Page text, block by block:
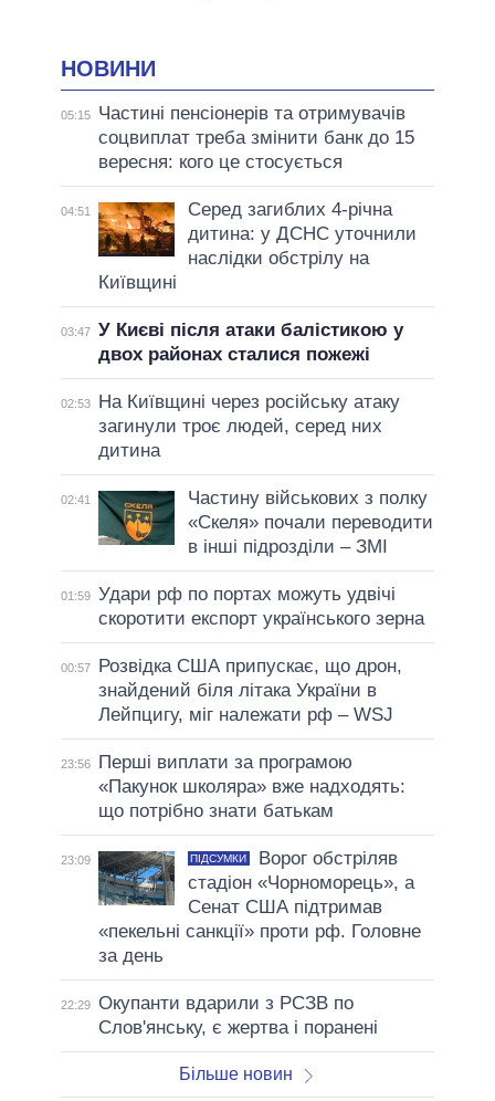
НОВИНИ
05:15
Частині пенсіонерів та отримувачів
соцвиплат треба змінити банк до 15
вересня: кого це стосується
04:51
Серед загиблих 4-річна
дитина: у ДСНС уточнили
наслідки обстрілу на
Київщині
03:47 У Києві після атаки балістикою у
двох районах сталися пожежі
02:53
На Київщині через російську атаку
загинули троє людей, серед них
дитина
02:41
Частину військових з полку
«Скеля» почали переводити
в інші підрозділи – ЗМІ
01:59 Удари рф по портах можуть удвічі
скоротити експорт українського зерна
00:57
Розвідка США припускає, що дрон,
знайдений біля літака України в
Лейпцигу, міг належати рф – WSJ
23:56
Перші виплати за програмою
«Пакунок школяра» вже надходять:
що потрібно знати батькам
23:09 ПІДСУМКИ
Ворог обстріляв
стадіон «Чорноморець», а
Сенат США підтримав
«пекельні санкції» проти рф. Головне
за день
22:29 Окупанти вдарили з РСЗВ по
Слов'янську, є жертва і поранені
Більше новин